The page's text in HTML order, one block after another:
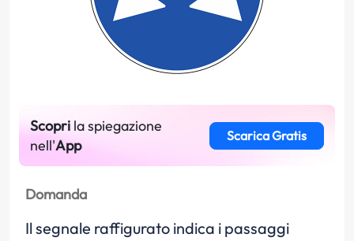
Scopri la spiegazione
nell'App
Scarica Gratis
Domanda
Il segnale raffigurato indica i passaggi